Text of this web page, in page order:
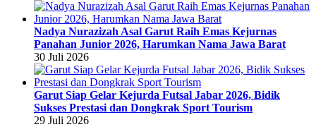
Nadya Nurazizah Asal Garut Raih Emas Kejurnas
Panahan Junior 2026, Harumkan Nama Jawa Barat
30 Juli 2026
Garut Siap Gelar Kejurda Futsal Jabar 2026, Bidik
Sukses Prestasi dan Dongkrak Sport Tourism
29 Juli 2026